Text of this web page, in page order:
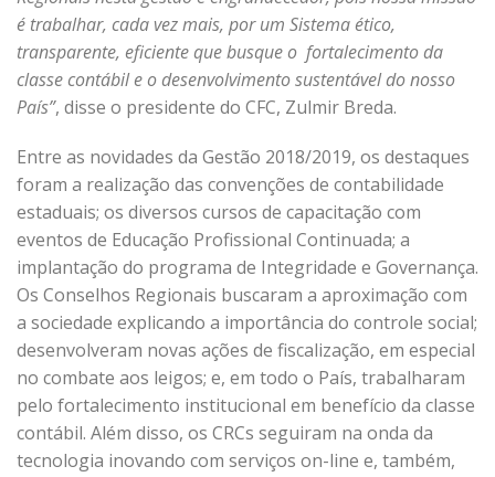
é trabalhar, cada vez mais, por um Sistema ético,
transparente, eficiente que busque o fortalecimento da
classe contábil e o desenvolvimento sustentável do nosso
País”, disse o presidente do CFC, Zulmir Breda.
Entre as novidades da Gestão 2018/2019, os destaques
foram a realização das convenções de contabilidade
estaduais; os diversos cursos de capacitação com
eventos de Educação Profissional Continuada; a
implantação do programa de Integridade e Governança.
Os Conselhos Regionais buscaram a aproximação com
a sociedade explicando a importância do controle social;
desenvolveram novas ações de fiscalização, em especial
no combate aos leigos; e, em todo o País, trabalharam
pelo fortalecimento institucional em benefício da classe
contábil. Além disso, os CRCs seguiram na onda da
tecnologia inovando com serviços on-line e, também,